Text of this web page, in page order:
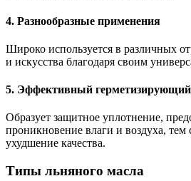
4. Разнообразные применения
Широко используется в различных
и искусства благодаря своим
5. Эффективный
Образует защитное уплотнение,
проникновение влаги и воздуха, тем
ухудшение качества.
Типы льняного масла